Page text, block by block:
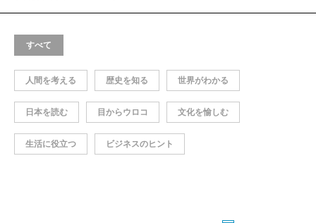
すべて
人間を考える 歴史を知る 世界がわかる
日本を読む 目からウロコ 文化を愉しむ
生活に役立つ ビジネスのヒント